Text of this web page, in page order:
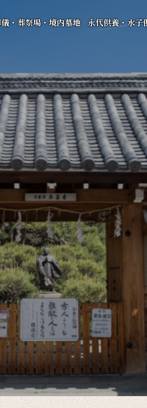
・葬祭場・境内墓地 永代供養・水子